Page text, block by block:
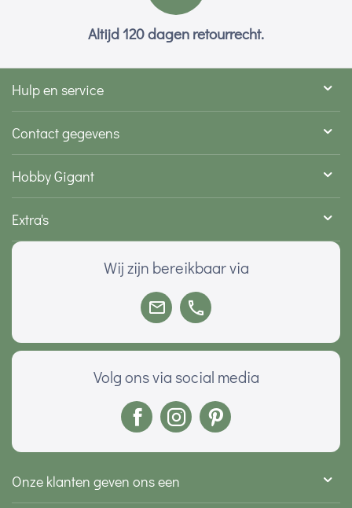
Altijd 120 dagen retourrecht.
Hulp en service
Contact gegevens
Hobby Gigant
Extra's
Wij zijn bereikbaar via
Volg ons via social media
Onze klanten geven ons een